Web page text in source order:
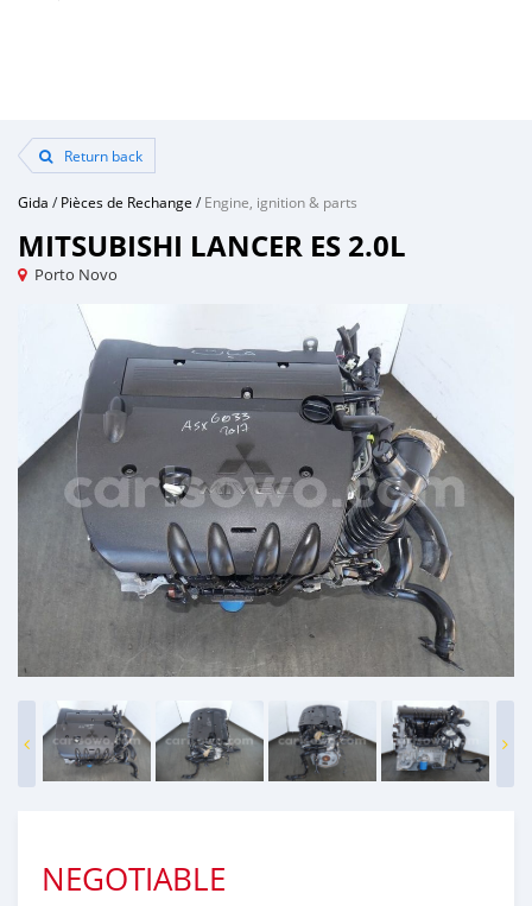
Return back
Gida /Pièces de Rechange /Engine, ignition & parts
MITSUBISHI LANCER ES 2.0L
Porto Novo
NEGOTIABLE